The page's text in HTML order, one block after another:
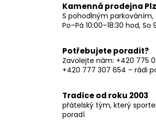
Kamenná prodejna
S pohodlným
Po–Pá 10:00–18:30 hod, So
Potřebujete poradit?
Zavolejte nám: +420 775
+420 777 307 654 – rádi
Tradice od roku 2003
přátelský tým, který
poradí